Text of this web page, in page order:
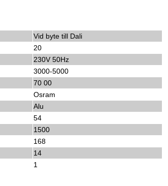
Vid byte till Dali
20
230V 50Hz
3000-5000
70 00
Osram
Alu
54
1500
168
14
1